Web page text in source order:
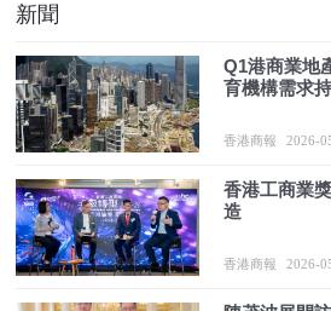
新聞
Q1港商業地
育機構需求
香港商報 2026-
香港工商業
造
香港商報 2026-